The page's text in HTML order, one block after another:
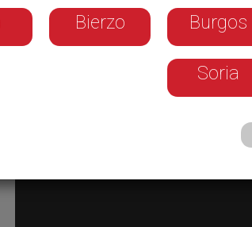
Bierzo Burgos
Soria